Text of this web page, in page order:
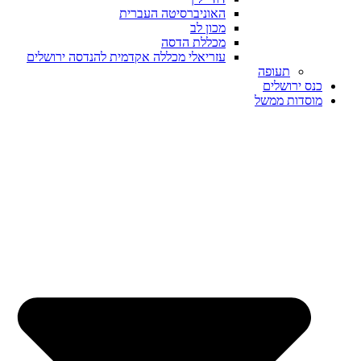
האוניברסיטה העברית
מכון לב
מכללת הדסה
עזריאלי מכללה אקדמית להנדסה ירושלים
תעופה
כנס ירושלים
מוסדות ממשל